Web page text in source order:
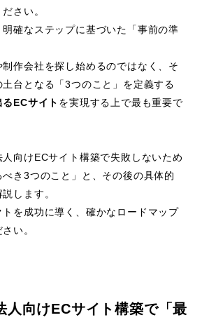
さい。
確なステップに基づいた「事前の準
作会社を探し始めるのではなく、そ
台となる「3つのこと」を定義する
ECサイト を実現する上で最も重要で
人向けECサイト構築で失敗しないため
き3つのこと」と、その後の具体的
します。
を成功に導く、確かなロードマップ
い。
人向けECサイト構築で「最